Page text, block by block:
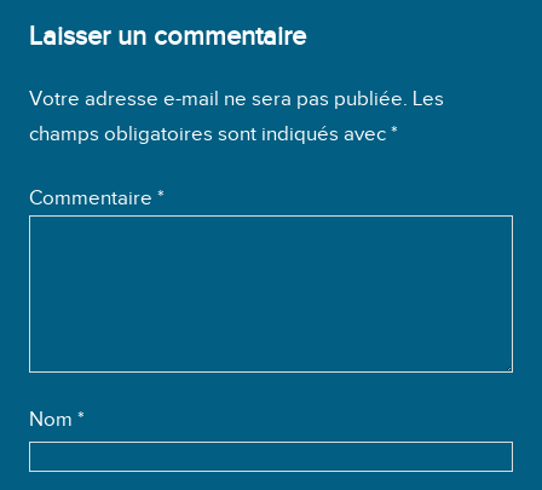
Laisser un commentaire
Votre adresse e-mail ne sera pas publiée. Les
champs obligatoires sont indiqués avec *
Commentaire *
Nom *